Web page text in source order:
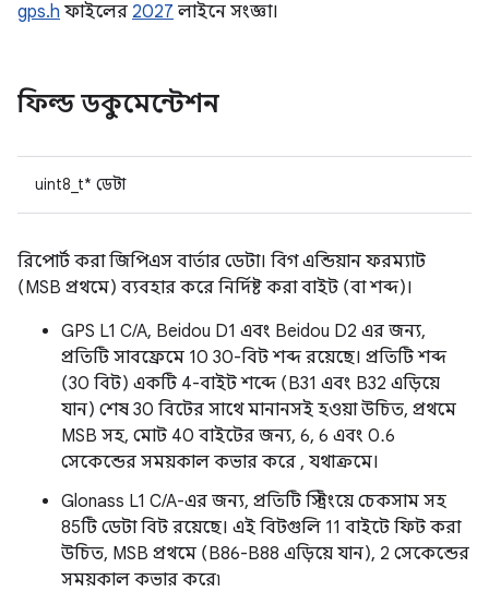
gps.h ফাইলের 2027 লাইনে সংজ্ঞা।
ফিল্ড ডকুমেন্টেশন
uint8_t* ডেটা
রিপোর্ট করা জিপিএস বার্তার ডেটা। বিগ এন্ডিয়ান ফরম্যাট
(MSB প্রথমে) ব্যবহার করে নির্দিষ্ট করা বাইট (বা শব্দ)।
GPS L1 C/A, Beidou D1 এবং Beidou D2 এর জন্য,
প্রতিটি সাবফ্রেমে 10 30-বিট শব্দ রয়েছে। প্রতিটি শব্দ
(30 বিট) একটি 4-বাইট শব্দে (B31 এবং B32 এড়িয়ে
যান) শেষ 30 বিটের সাথে মানানসই হওয়া উচিত, প্রথমে
MSB সহ, মোট 40 বাইটের জন্য, 6, 6 এবং 0.6
সেকেন্ডের সময়কাল কভার করে , যথাক্রমে।
Glonass L1 C/A-এর জন্য, প্রতিটি স্ট্রিংয়ে চেকসাম সহ
85টি ডেটা বিট রয়েছে। এই বিটগুলি 11 বাইটে ফিট করা
উচিত, MSB প্রথমে (B86-B88 এড়িয়ে যান), 2 সেকেন্ডের
সময়কাল কভার করে৷